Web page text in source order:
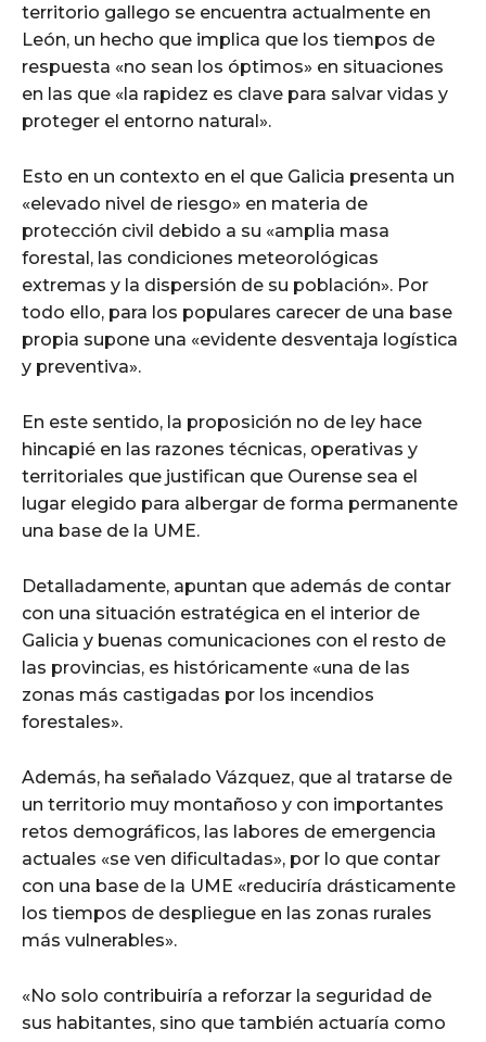
territorio gallego se encuentra actualmente en
León, un hecho que implica que los tiempos de
respuesta «no sean los óptimos» en situaciones
en las que «la rapidez es clave para salvar vidas y
proteger el entorno natural».
Esto en un contexto en el que Galicia presenta un
«elevado nivel de riesgo» en materia de
protección civil debido a su «amplia masa
forestal, las condiciones meteorológicas
extremas y la dispersión de su población». Por
todo ello, para los populares carecer de una base
propia supone una «evidente desventaja logística
y preventiva».
En este sentido, la proposición no de ley hace
hincapié en las razones técnicas, operativas y
territoriales que justifican que Ourense sea el
lugar elegido para albergar de forma permanente
una base de la UME.
Detalladamente, apuntan que además de contar
con una situación estratégica en el interior de
Galicia y buenas comunicaciones con el resto de
las provincias, es históricamente «una de las
zonas más castigadas por los incendios
forestales».
Además, ha señalado Vázquez, que al tratarse de
un territorio muy montañoso y con importantes
retos demográficos, las labores de emergencia
actuales «se ven dificultadas», por lo que contar
con una base de la UME «reduciría drásticamente
los tiempos de despliegue en las zonas rurales
más vulnerables».
«No solo contribuiría a reforzar la seguridad de
sus habitantes, sino que también actuaría como